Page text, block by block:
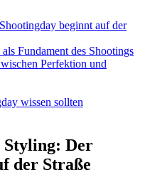
beginnt auf der
Fundament des Shootings
Perfektion und
wissen sollten
Styling: Der
der Straße